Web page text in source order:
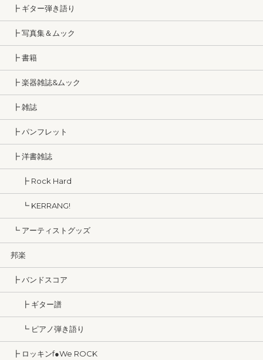
┣ ギター弾き語り
┣ 写真集＆ムック
┣ 書籍
┣ 楽器雑誌&ムック
┣ 雑誌
┣ パンフレット
┣ 洋書雑誌
┣ Rock Hard
┗ KERRANG!
┗ アーティストグッズ
邦楽
┣ バンドスコア
┣ ギター譜
┗ ピアノ弾き語り
┣ ロッキンf●We ROCK